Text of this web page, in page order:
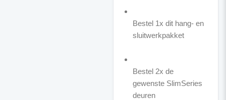
Bestel 1x dit hang- en
sluitwerkpakket
Bestel 2x de
gewenste SlimSeries
deuren